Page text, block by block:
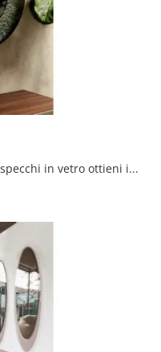
Se vuoi Complementi moderni e specchi in vetro ottieni informazioni sul modello Specchio Opal del brand Tonin Casa.